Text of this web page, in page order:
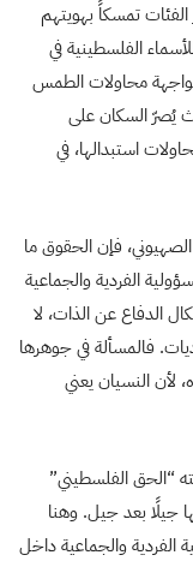
تمسكاً بهويتهم
الفلسطينية في
مواجهة محاولات الطمس
يُصرّ السكان على
استبدالها، في
فإن الحقوق ما
الفردية والجماعية
الدفاع عن الذات، لا
فالمسألة في جوهرها
النسيان يعني
“الحق الفلسطيني”
جيلًا بعد جيل. وهنا
الفردية والجماعية داخل